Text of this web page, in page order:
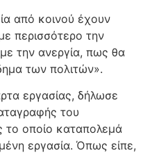
από κοινού έχουν
περισσότερο την
την ανεργία, πως θα
των πολιτών».
εργασίας, δήλωσε
του
το οποίο καταπολεμά
εργασία. Όπως είπε,